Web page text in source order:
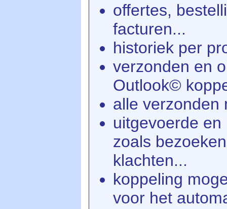
offertes,
facturen...
historiek per
verzonden en
Outlook©
alle verzonden
uitgevoerde
zoals
klachten...
koppeling
voor het